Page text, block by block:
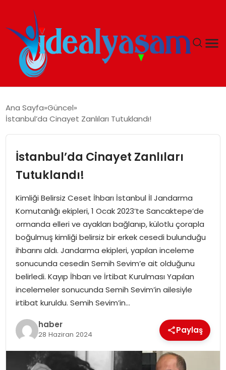
EKONOMI
İDEAL YAŞAM
İDEAL SPOR
YAŞAM
MAGAZIN
SAĞLIK
SOSYAL HABER
Ana Sayfa Güncel
İstanbul’da Cinayet Zanlıları Tutuklandı!
İstanbul’da Cinayet Zanlıları
Tutuklandı!
Kimliği Belirsiz Ceset İhbarı İstanbul İl Jandarma
Komutanlığı ekipleri, 1 Ocak 2023’te Sancaktepe’de
ormanda elleri ve ayakları bağlanıp, külotlu çorapla
boğulmuş kimliği belirsiz bir erkek cesedi bulunduğu
ihbarını aldı. Jandarma ekipleri, yapılan inceleme
sonucunda cesedin Semih Sevim’e ait olduğunu
belirledi. Kayıp İhbarı ve İrtibat Kurulması Yapılan
incelemeler sonucunda Semih Sevim’in ailesiyle
irtibat kuruldu. Semih Sevim’in…
haber
28 Haziran 2024 Paylaş